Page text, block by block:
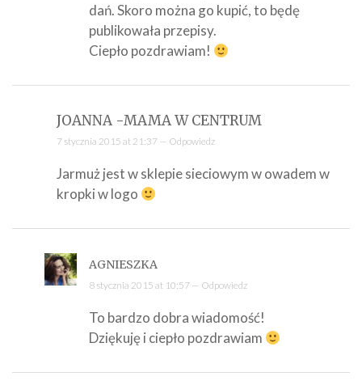
dań. Skoro można go kupić, to będę
publikowała przepisy.
Ciepło pozdrawiam!
JOANNA -MAMA W CENTRUM
7 stycznia 2015 at 21:37 — Odpowiedz
Jarmuż jest w sklepie sieciowym w owadem w
kropki w logo
AGNIESZKA
8 stycznia 2015 at 10:57 — Odpowiedz
To bardzo dobra wiadomość!
Dziękuję i ciepło pozdrawiam